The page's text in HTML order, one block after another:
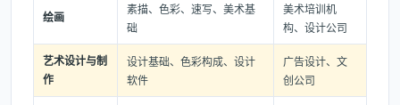
绘画
素描、色彩、速写、美术基
础
美术培训机
构、设计公司
艺术设计与制
作
设计基础、色彩构成、设计
软件
广告设计、文
创公司